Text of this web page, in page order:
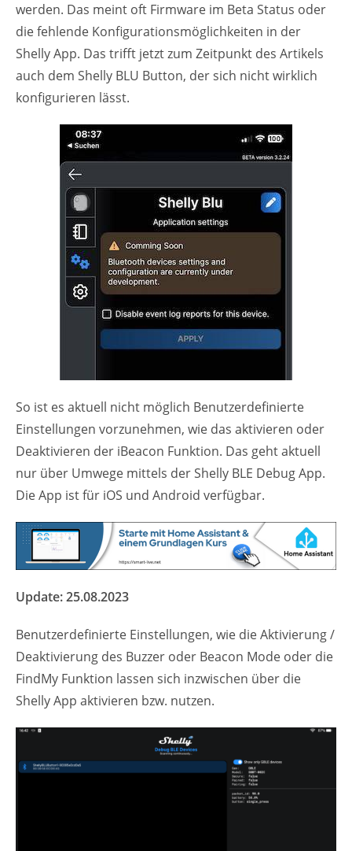
werden. Das meint oft Firmware im Beta Status oder
die fehlende Konfigurationsmöglichkeiten in der
Shelly App. Das trifft jetzt zum Zeitpunkt des Artikels
auch dem Shelly BLU Button, der sich nicht wirklich
konfigurieren lässt.
So ist es aktuell nicht möglich Benutzerdefinierte
Einstellungen vorzunehmen, wie das aktivieren oder
Deaktivieren der iBeacon Funktion. Das geht aktuell
nur über Umwege mittels der Shelly BLE Debug App.
Die App ist für iOS und Android verfügbar.
Update: 25.08.2023
Benutzerdefinierte Einstellungen, wie die Aktivierung /
Deaktivierung des Buzzer oder Beacon Mode oder die
FindMy Funktion lassen sich inzwischen über die
Shelly App aktivieren bzw. nutzen.